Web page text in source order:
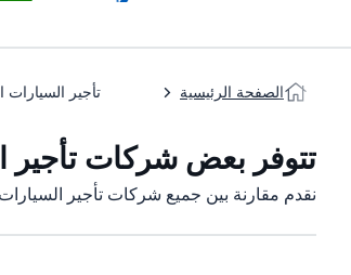
الصفحة الرئيسية تأجير السيارات
تتوفر بعض شركات تأجير
نقدم مقارنة بين جميع شركات تأجير